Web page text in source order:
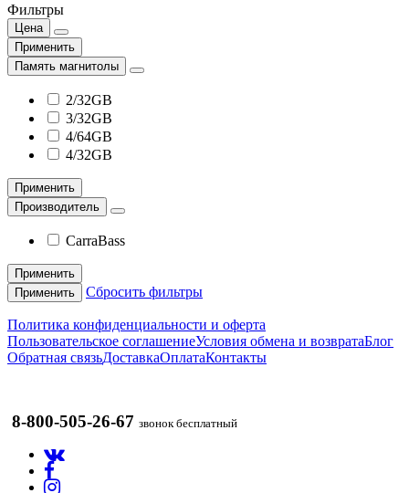
Фильтры
Цена
Применить
Память магнитолы
2/32GB
3/32GB
4/64GB
4/32GB
Применить
Производитель
CarraBass
Применить
Применить
Сбросить фильтры
Политика конфиденциальности и оферта
Пользовательское соглашениеУсловия обмена и возвратаБлог
Обратная связьДоставкаОплатаКонтакты
8-800-505-26-67 звонок бесплатный